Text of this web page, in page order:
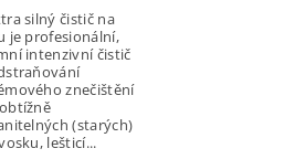
silný čistič na
je profesionální,
intenzivní čistič
znečištění
(starých)
lešticí...